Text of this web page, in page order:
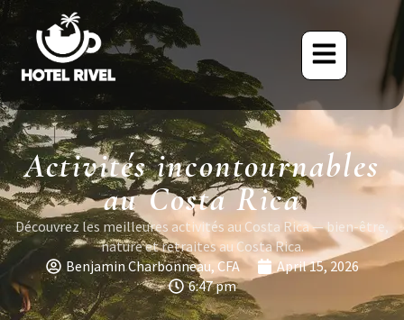
Activités incontournables
au Costa Rica
Découvrez les meilleures activités au Costa Rica — bien-être,
nature et retraites au Costa Rica.
Benjamin Charbonneau, CFA
April 15, 2026
6:47 pm